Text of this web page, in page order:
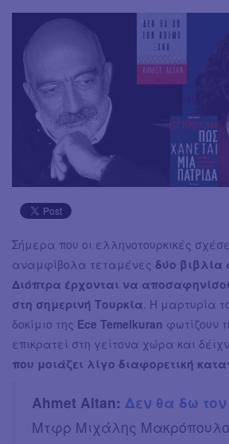
Σήμερα που οι ελληνοτουρκικές
αναμφίβολα τεταμένες δύο βιβλία
Διόπτρα έρχονται να
στη σημερινή Τουρκία . Η μαρτυρία
δοκίμιο της Ece Temelkuran φωτίζουν
επικρατεί στη γείτονα χώρα και
που μοιάζει λίγο διαφορετική
Ahmet Altan: Δεν θα δω
Μτφρ Μιχάλης